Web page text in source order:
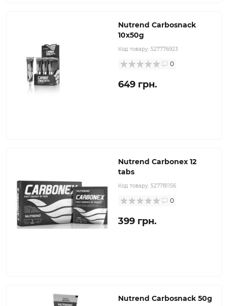
Nutrend Carbosnack
10x50g
Код товару: 527776923
0
649 грн.
Nutrend Carbonex 12
tabs
Код товару: 527781156
0
399 грн.
Nutrend Carbosnack 50g